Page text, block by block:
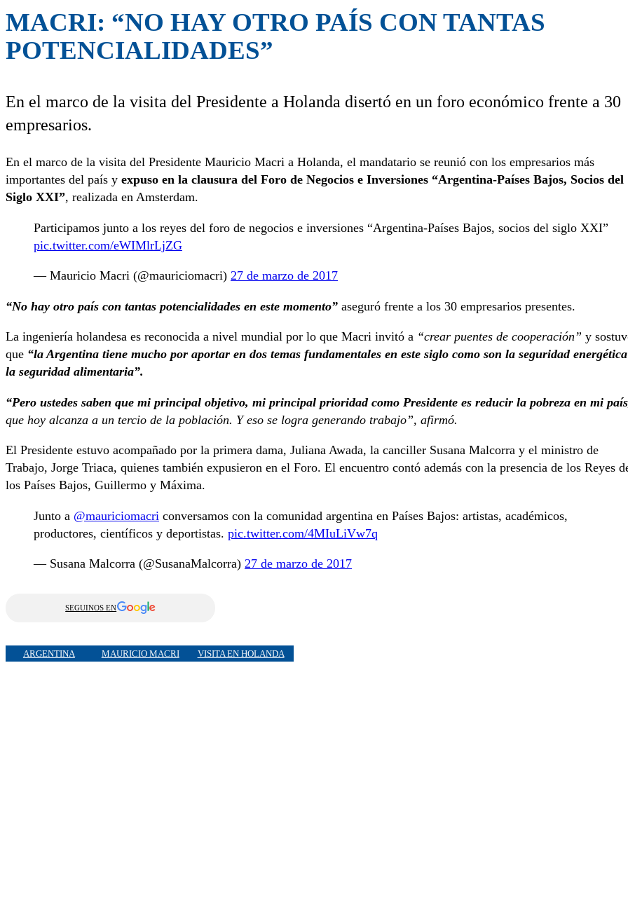
MACRI: “NO HAY OTRO PAÍS CON TANTAS
POTENCIALIDADES”
En el marco de la visita del Presidente a Holanda disertó en un foro económico frente a 30
empresarios.
En el marco de la visita del Presidente Mauricio Macri a Holanda, el mandatario se reunió con los empresarios más
importantes del país y expuso en la clausura del Foro de Negocios e Inversiones “Argentina-Países Bajos, Socios del
Siglo XXI”, realizada en Amsterdam.
Participamos junto a los reyes del foro de negocios e inversiones “Argentina-Países Bajos, socios del siglo XXI”
pic.twitter.com/eWIMlrLjZG
— Mauricio Macri (@mauriciomacri) 27 de marzo de 2017
“No hay otro país con tantas potencialidades en este momento” aseguró frente a los 30 empresarios presentes.
La ingeniería holandesa es reconocida a nivel mundial por lo que Macri invitó a “crear puentes de cooperación” y
que “la Argentina tiene mucho por aportar en dos temas fundamentales en este siglo como son la seguridad
la seguridad alimentaria”.
“Pero ustedes saben que mi principal objetivo, mi principal prioridad como Presidente es reducir la pobreza en mi
que hoy alcanza a un tercio de la población. Y eso se logra generando trabajo”, afirmó.
El Presidente estuvo acompañado por la primera dama, Juliana Awada, la canciller Susana Malcorra y el ministro de
Trabajo, Jorge Triaca, quienes también expusieron en el Foro. El encuentro contó además con la presencia de los Reyes
los Países Bajos, Guillermo y Máxima.
Junto a @mauriciomacri conversamos con la comunidad argentina en Países Bajos: artistas, académicos,
productores, científicos y deportistas. pic.twitter.com/4MIuLiVw7q
— Susana Malcorra (@SusanaMalcorra) 27 de marzo de 2017
SEGUINOS EN
ARGENTINA MAURICIO MACRI VISITA EN HOLANDA